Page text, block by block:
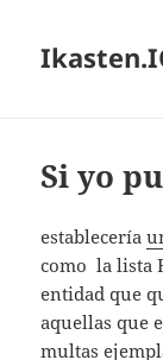
Si yo
establecería
como la lista
entidad que
aquellas que
multas